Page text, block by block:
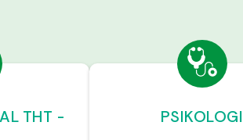
THT -
PSIKOLOGI